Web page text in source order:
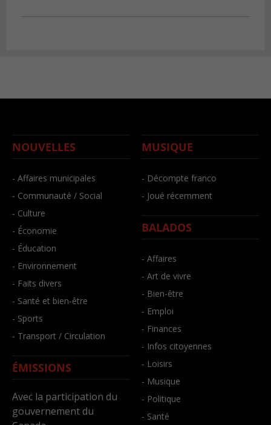
NOUVELLES
- Affaires municipales
- Communauté / Social
- Culture
- Économie
- Éducation
- Environnement
- Faits divers
- Santé et bien-être
- Sports
- Transport / Circulation
ÉMISSIONS
Avec la participation du
gouvernement du
MUSIQUE
- Décompte franco
- Joué récemment
BALADOS
- Affaires
- Art de vivre
- Bien-être
- Emploi
- Finances
- Infos citoyennes
- Loisirs
- Musique
- Politique
- Santé